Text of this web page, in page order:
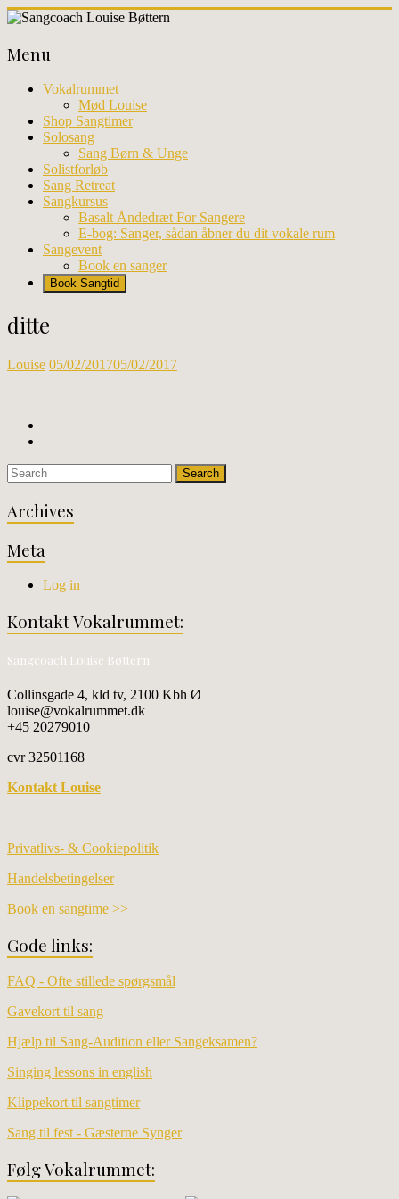
Skip
content
Louise
Bøttern
Professionel
sangundervisning
workhops
København
Menu
Vokalrummet
Mød Louise
Shop Sangtimer
Solosang
Sang Børn & Unge
Solistforløb
Sang Retreat
Sangkursus
Basalt Åndedræt For Sangere
E-bog: Sanger, sådan åbner du dit vokale rum
Sangevent
Book en sanger
Book Sangtid
ditte
Louise 05/02/201705/02/2017
Archives
Meta
Log in
Kontakt Vokalrummet:
Sangcoach Louise Bøttern
Collinsgade 4, kld tv, 2100 Kbh Ø
louise@vokalrummet.dk
+45 20279010
cvr 32501168
Kontakt Louise
Privatlivs- & Cookiepolitik
Handelsbetingelser
Book en sangtime >>
Gode links:
FAQ - Ofte stillede spørgsmål
Gavekort til sang
Hjælp til Sang-Audition eller Sangeksamen?
Singing lessons in english
Klippekort til sangtimer
Sang til fest - Gæsterne Synger
Følg Vokalrummet: